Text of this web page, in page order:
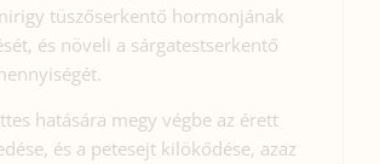
tüszőserkentő hormonjának
és növeli a sárgatestserkentő
hatására megy végbe az érett
és a petesejt kilökődése, azaz